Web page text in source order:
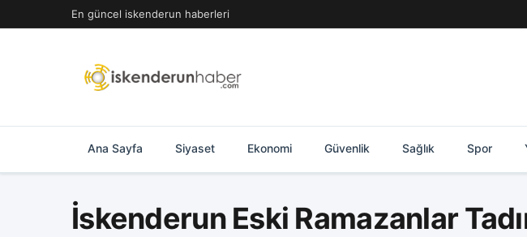
geç
En güncel iskenderun haberleri
Ana Sayfa Siyaset Ekonomi Güvenlik Sağlık Spor
İskenderun Eski Ramazanlar